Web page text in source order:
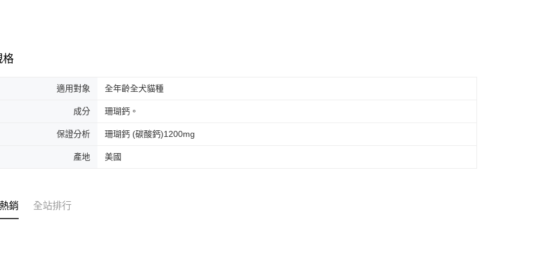
格
適用對象 全年齡全犬貓種
成分 珊瑚鈣。
保證分析 珊瑚鈣 (碳酸鈣)1200mg
產地 美國
銷 全站排行